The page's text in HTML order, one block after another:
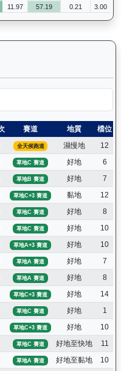
11.97 57.19 0.21 3.00
著（G109）— 昔日賽果及分
賽道 地質 檔位
全天候跑道 濕慢地 12
草地C 賽道 好地 6
草地B 賽道 好地 7
草地C+3 賽道 黏地 12
草地C 賽道 好地 8
草地C 賽道 好地 10
草地A+3 賽道 好地 10
草地A 賽道 好地 7
草地A 賽道 好地 8
草地C+3 賽道 好地 14
草地C 賽道 好地 1
草地C+3 賽道 好地 10
草地C 賽道 好地至快地 11
草地A 賽道 好地至黏地 10